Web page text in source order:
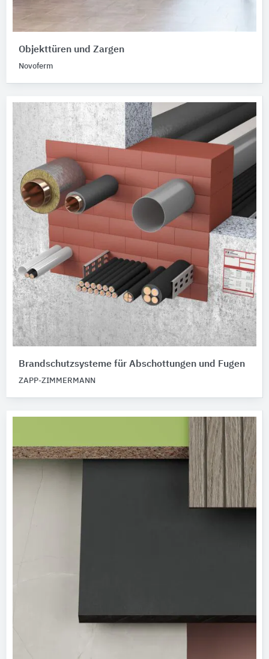
Objekttüren und Zargen
Novoferm
Brandschutzsysteme für Abschottungen und Fugen
ZAPP-ZIMMERMANN